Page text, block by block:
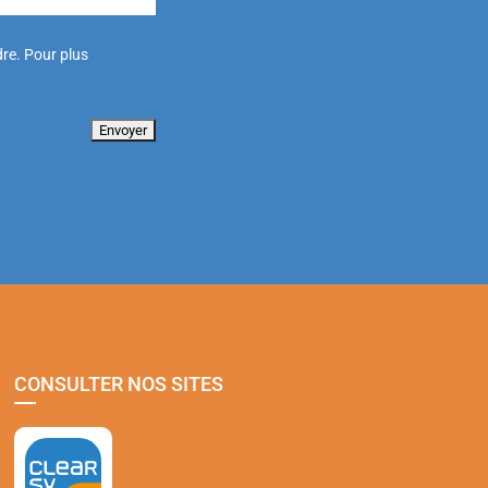
Pour plus
CONSULTER NOS SITES